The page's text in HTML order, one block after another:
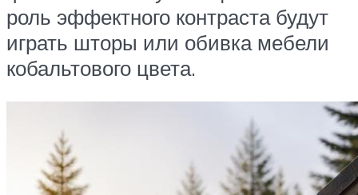
роль эффектного контраста будут
играть шторы или обивка мебели
кобальтового цвета.